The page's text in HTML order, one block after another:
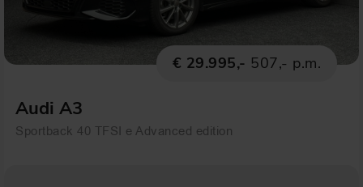
€ 29.995,- 507,- p.m.
Audi A3
Sportback 40 TFSI e Advanced edition